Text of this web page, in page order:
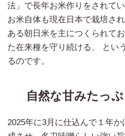
法」で長年お米作りをされて
お米自体も現在日本で栽培さ
ある朝日米を主につくられて
た在来種を守り続ける、 とい
るのです。
自然な甘みたっ
2025年に3月に仕込んで１年